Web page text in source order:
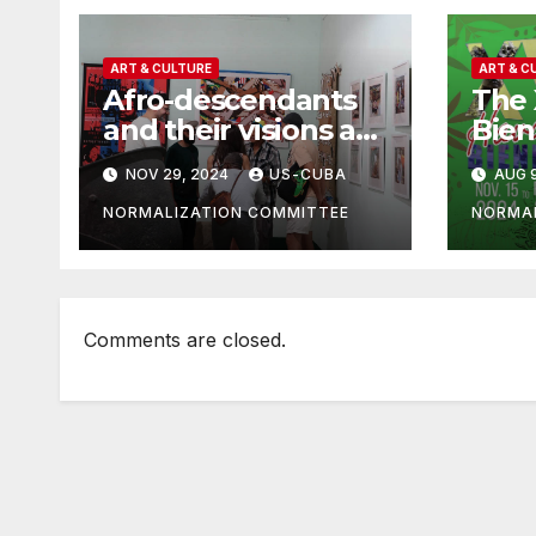
ART & CULTURE
Afro-descendants
and their visions at
the 15th Havana
Biennial
NOV 29, 2024 US-CUBA
NORMALIZATION COMMITTEE
ART &
The
AUG
Comments are closed.